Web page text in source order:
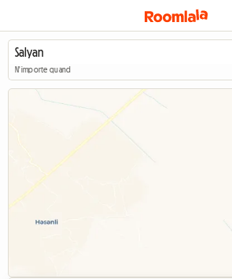
N'importe quand